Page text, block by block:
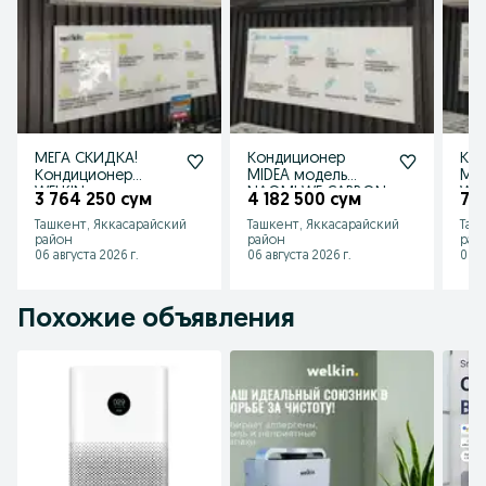
МЕГА СКИДКА!
Кондиционер
WELKIN модель
AURA 09 btu до 27
м2!
3 764 250 сум
Ташкент, Яккасарайский
район
06 августа 2026 г.
Кондиционер
MIDEA модель
NAOMI WF CARBON
07 btu до 21 м2!
4 182 500 сум
Ташкент, Яккасарайский
район
06 августа 2026 г.
7
06
Похожие объявления